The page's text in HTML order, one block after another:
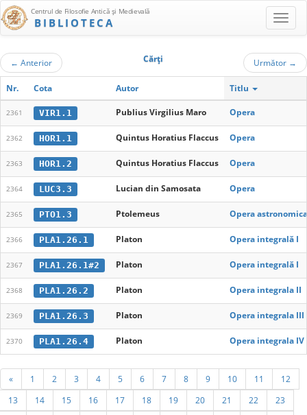
Centrul de Filosofie Antică şi Medievală
BIBLIOTECA
← Anterior Cărţi Următor →
Nr. Cota Autor Titlu
2361 VIR1.1 Publius Virgilius Maro Opera
2362 HOR1.1 Quintus Horatius Flaccus Opera
2363 HOR1.2 Quintus Horatius Flaccus Opera
2364 LUC3.3 Lucian din Samosata Opera
2365 PTO1.3 Ptolemeus Opera
2366 PLA1.26.1 Platon Opera integrală I
2367 PLA1.26.1#2 Platon Opera integrală I
2368 PLA1.26.2 Platon Opera integrala II
2369 PLA1.26.3 Platon Opera integrala III
2370 PLA1.26.4 Platon Opera integrala IV
« 1 2 3 4 5 6 7 8 9 10 11
12
13
14 15 16 17 18 19 20 21 22
23